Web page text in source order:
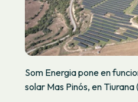
Som Energia pone en
solar Mas Pinós, en Tiurana